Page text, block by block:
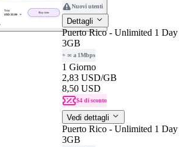
Nuovi utenti
Dettagli
Puerto Rico - Unlimited 1 Day
3GB
+ ∞ a 1Mbps
1 Giorno
2,83 USD/GB
8,50 USD
$4 di sconto
Vedi dettagli
Puerto Rico - Unlimited 1 Day
3GB